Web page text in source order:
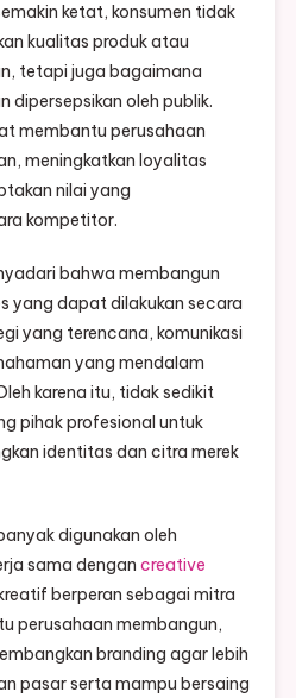
ketat, konsumen tidak
kualitas produk atau
tetapi juga bagaimana
dipersepsikan oleh publik.
membantu perusahaan
meningkatkan loyalitas
nilai yang
kompetitor.
bahwa membangun
yang dapat dilakukan secara
yang terencana, komunikasi
yang mendalam
karena itu, tidak sedikit
pihak profesional untuk
identitas dan citra merek
digunakan oleh
sama dengan creative
berperan sebagai mitra
perusahaan membangun,
branding agar lebih
pasar serta mampu bersaing